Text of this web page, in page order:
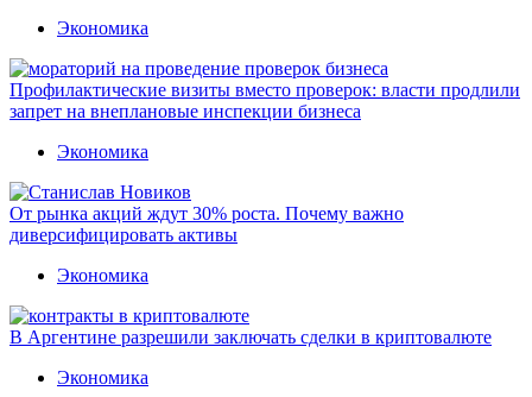
Экономика
Профилактические визиты вместо проверок: власти продлили
запрет на внеплановые инспекции бизнеса
Экономика
От рынка акций ждут 30% роста. Почему важно
диверсифицировать активы
Экономика
В Аргентине разрешили заключать сделки в криптовалюте
Экономика